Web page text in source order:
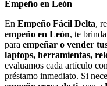
Empeño en León
En Empeño Fácil Delta,
empeño en León, te
para empeñar o vender
laptops, herramientas,
evaluamos cada artículo
préstamo inmediato. Si